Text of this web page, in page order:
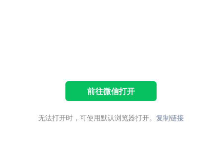
前往微信打开
无法打开时，可使用默认浏览器打开。 复制链接